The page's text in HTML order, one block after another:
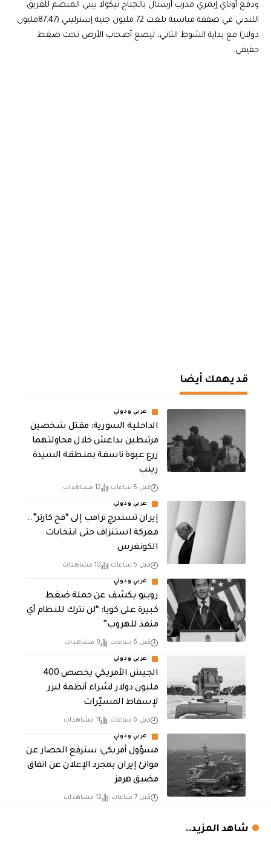
ودفع أوناي إيمري مدرب أرسنال بالجناح نيكولا بيبي المنضم للفريق
اللندني في صفقة قياسية بلغت 72 مليون جنيه إسترليني (87.47مليون
دولار) مع بداية الشوط الثاني، ليضع أصحاب الأرض تحت ضغط
حقيقي.
قد يهمك أيضا
عربي ودولي
الداخلية السورية: مقتل شخصين
مرتبطين بداعش خلال محاولتهما
زرع عبوة ناسفة بمنطقة السيدة
زينب
قبل 5 ساعات 12 مشاهدات
عربي ودولي
إيران تستدرج ترامب إلى “فخ كارتر”..
معركة استنزاف حتى انتخابات
الكونغرس
قبل 5 ساعات 10 مشاهدات
عربي ودولي
روبيو يكشف عن حملة ضغط
كبيرة على كوبا: “لن نترك للنظام أي
منفذ للهروب”
قبل 6 ساعات 9 مشاهدات
عربي ودولي
الجيش الأمريكي يخصص 400
مليون دولار لشراء أنظمة ليزر
لإسقاط المسيّرات
قبل 6 ساعات 11 مشاهدات
عربي ودولي
مسؤول أمريكي: سنرفع الحصار عن
موانئ إيران بمجرد الإعلان عن اتفاق
مضيق هرمز
قبل 7 ساعات 12 مشاهدات
شاهد المزيد..